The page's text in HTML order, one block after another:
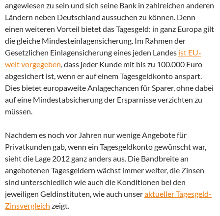
angewiesen zu sein und sich seine Bank in zahlreichen anderen
Ländern neben Deutschland aussuchen zu können. Denn
einen weiteren Vorteil bietet das Tagesgeld: in ganz Europa gilt
die gleiche Mindesteinlagensicherung. Im Rahmen der
Gesetzlichen Einlagensicherung eines jeden Landes ist EU-
weit vorgegeben, dass jeder Kunde mit bis zu 100.000 Euro
abgesichert ist, wenn er auf einem Tagesgeldkonto anspart.
Dies bietet europaweite Anlagechancen für Sparer, ohne dabei
auf eine Mindestabsicherung der Ersparnisse verzichten zu
müssen.
Nachdem es noch vor Jahren nur wenige Angebote für
Privatkunden gab, wenn ein Tagesgeldkonto gewünscht war,
sieht die Lage 2012 ganz anders aus. Die Bandbreite an
angebotenen Tagesgeldern wächst immer weiter, die Zinsen
sind unterschiedlich wie auch die Konditionen bei den
jeweiligen Geldinstituten, wie auch unseraktueller Tagesgeld-
Zinsvergleich zeigt.